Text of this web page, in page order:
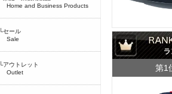
Home and Business Products
└セール
Sale
└アウトレット
Outlet
第1